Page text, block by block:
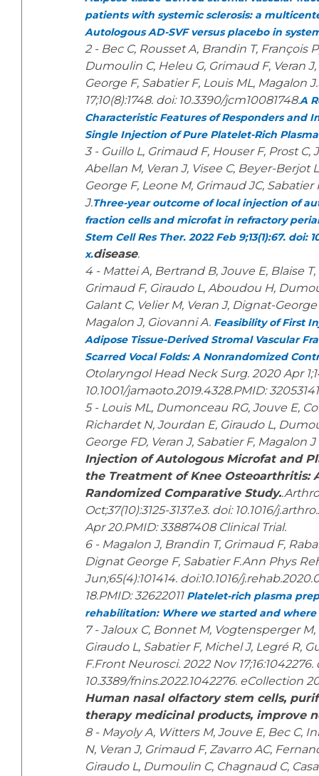
patients with systemic sclerosis: a
Autologous AD-SVF versus placebo in
2 - Bec C, Rousset A, Brandin T, François
Dumoulin C, Heleu G, Grimaud F, Veran
George F, Sabatier F, Louis ML, Magalon
17;10(8):1748. doi: 10.3390/jcm10081748.A
Characteristic Features of Responders and
Single Injection of Pure Platelet-Rich
3 - Guillo L, Grimaud F, Houser F, Prost C,
Abellan M, Veran J, Visee C, Beyer-Berjot
George F, Leone M, Grimaud JC, Sabatier
J.Three-year outcome of local injection of
fraction cells and microfat in refractory
Stem Cell Res Ther. 2022 Feb 9;13(1):67. doi:
x.disease.
4 - Mattei A, Bertrand B, Jouve E, Blaise
Grimaud F, Giraudo L, Aboudou H,
Galant C, Velier M, Veran J, Dignat-
Magalon J, Giovanni A. Feasibility of First
Adipose Tissue-Derived Stromal Vascular
Scarred Vocal Folds: A Nonrandomized
Otolaryngol Head Neck Surg. 2020 Apr
10.1001/jamaoto.2019.4328.PMID: 32053141
5 - Louis ML, Dumonceau RG, Jouve E,
Richardet N, Jourdan E, Giraudo L,
George FD, Veran J, Sabatier F, Magalon J
Injection of Autologous Microfat and
the Treatment of Knee Osteoarthritis:
Randomized Comparative Study.
Oct;37(10):3125-3137.e3. doi: 10.1016/
Apr 20.PMID: 33887408 Clinical Trial.
6 - Magalon J, Brandin T, Grimaud F,
Dignat George F, Sabatier F.Ann Phys
Jun;65(4):101414. doi:10.1016/
18.PMID: 32622011 Platelet-rich plasma
rehabilitation: Where we started and where
7 - Jaloux C, Bonnet M, Vogtensperger M,
Giraudo L, Sabatier F, Michel J, Legré R,
F.Front Neurosci. 2022 Nov 17;16:1042276.
10.3389/fnins.2022.1042276. eCollection
Human nasal olfactory stem cells,
therapy medicinal products, improve
8 - Mayoly A, Witters M, Jouve E, Bec C,
N, Veran J, Grimaud F, Zavarro AC,
Giraudo L, Dumoulin C, Chagnaud C,